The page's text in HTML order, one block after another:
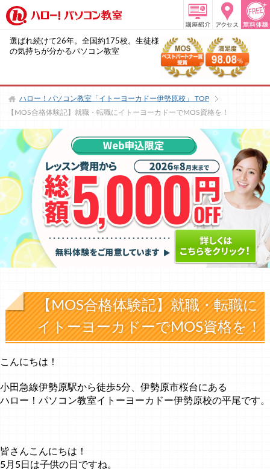
選ばれ続けて26年。全国約175校。生徒様
の気持ちが分かるパソコン教室
ハロー！パソコン教室「イトーヨーカドー伊勢原校」
TOP
【MOS合格体験記】就職・転職にイトーヨーカドーでMOS資格を！
【MOS合格体験記】就職・転職に
イトーヨーカドーでMOS資格を！
こんにちは！
小田急線伊勢原駅から徒歩5分、伊勢原市桜台にある
ハロー！パソコン教室イトーヨーカドー伊勢原校の平尾です。
皆さんこんにちは！
5月5日は子供の日ですね。